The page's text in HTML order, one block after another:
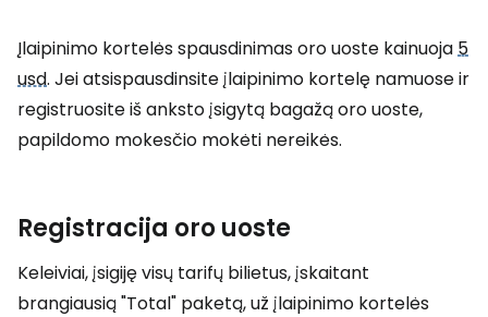
Įlaipinimo kortelės spausdinimas oro uoste kainuoja5
usd. Jei atsispausdinsite įlaipinimo kortelę namuose ir
registruosite iš anksto įsigytą bagažą oro uoste,
papildomo mokesčio mokėti nereikės.
Registracija oro uoste
Keleiviai, įsigiję visų tarifų bilietus, įskaitant
brangiausią "Total" paketą, už įlaipinimo kortelės